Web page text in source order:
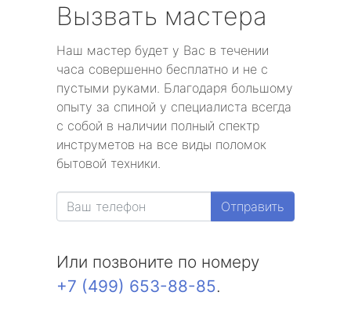
Вызвать мастера
Наш мастер будет у Вас в течении
часа совершенно бесплатно и не с
пустыми руками. Благодаря большому
опыту за спиной у специалиста всегда
с собой в наличии полный спектр
инструметов на все виды поломок
бытовой техники.
Отправить
Или позвоните по номеру
+7 (499) 653-88-85.